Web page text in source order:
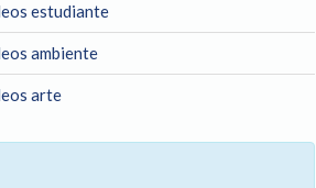
estudiante
ambiente
arte